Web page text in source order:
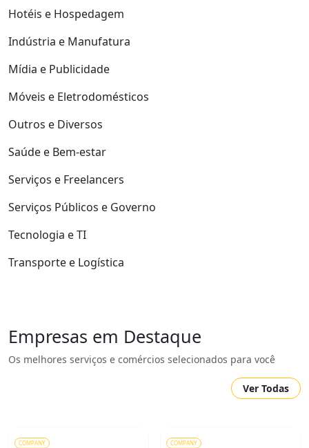
Hotéis e Hospedagem
Indústria e Manufatura
Mídia e Publicidade
Móveis e Eletrodomésticos
Outros e Diversos
Saúde e Bem-estar
Serviços e Freelancers
Serviços Públicos e Governo
Tecnologia e TI
Transporte e Logística
Empresas em Destaque
Os melhores serviços e comércios selecionados para você
Ver Todas
COMPANY COMPANY